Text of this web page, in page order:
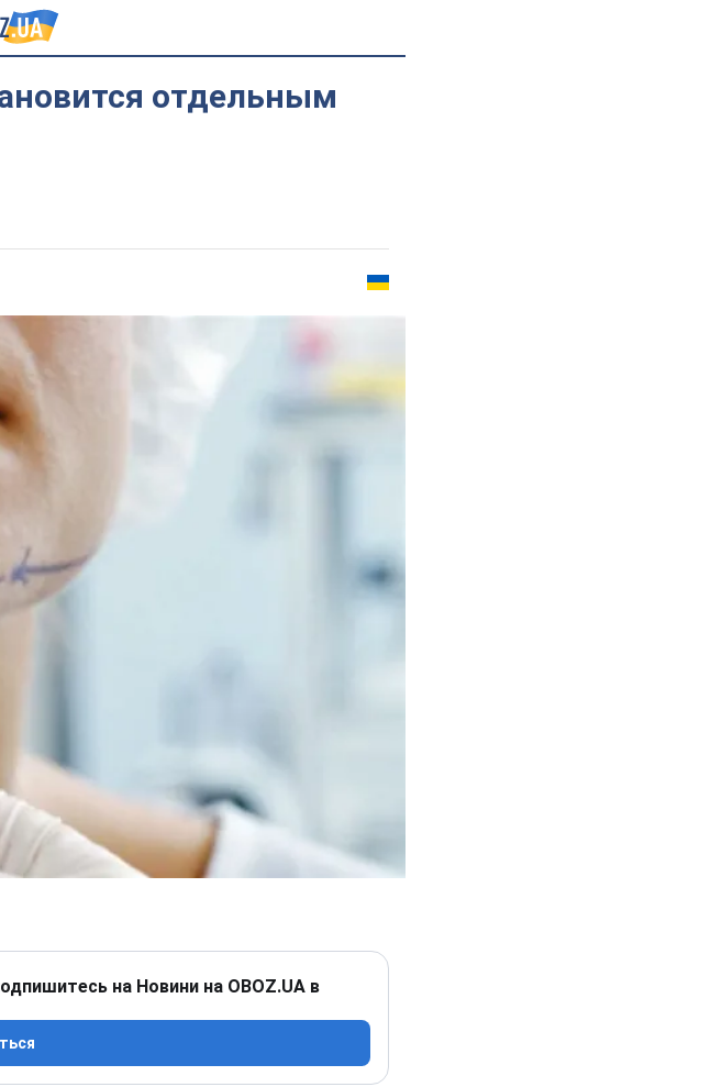
отдельным
на Новини на OBOZ.UA в